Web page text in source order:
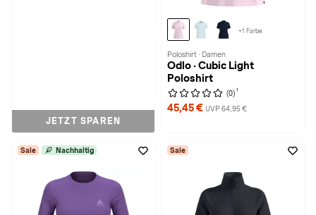
JETZT SPAREN
+1 Farbe
Poloshirt · Damen
Odlo · Cubic Light
Poloshirt
(0) 1
45,45 € UVP 64,95 €
Sale Nachhaltig Sale